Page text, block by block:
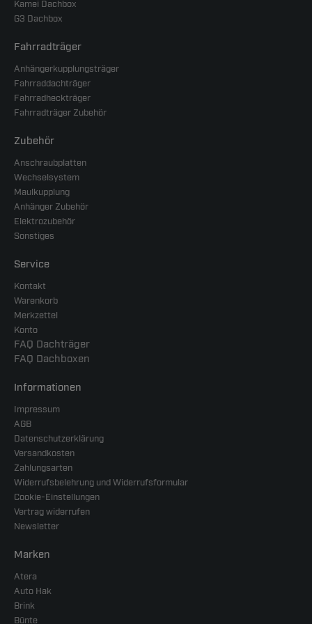
Kamei Dachbox
G3 Dachbox
Fahrradträger
Anhängerkupplungsträger
Fahrraddachträger
Fahrradheckträger
Fahrradträger Zubehör
Zubehör
Anschraubplatten
Wechselsystem
Maulkupplung
Anhänger Zubehör
Elektrozubehör
Sonstiges
Service
Kontakt
Warenkorb
Merkzettel
Konto
FAQ Dachträger
FAQ Dachboxen
Informationen
Impressum
AGB
Datenschutzerklärung
Versandkosten
Zahlungsarten
Widerrufsbelehrung und Widerrufsformular
Cookie-Einstellungen
Vertrag widerrufen
Newsletter
Marken
Atera
Auto Hak
Brink
Bünte